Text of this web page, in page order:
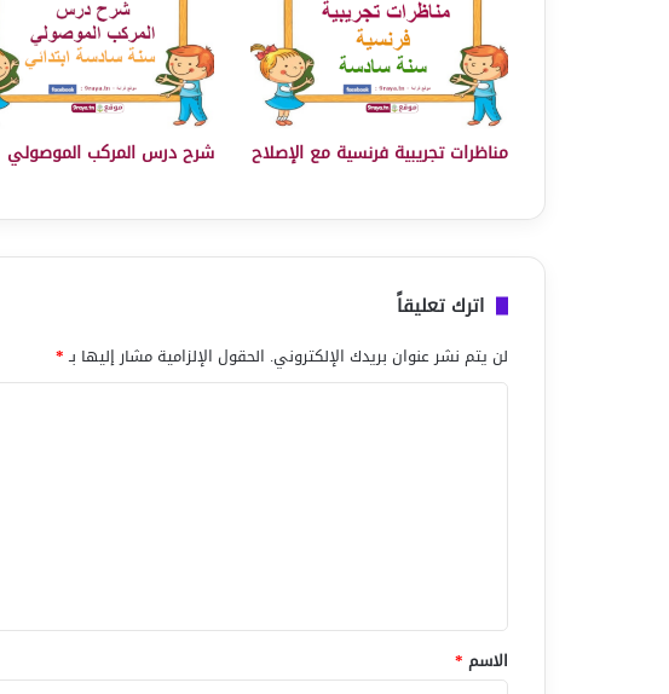
مناظرات تجريبية فرنسية مع الإصلاح شرح درس المركب الموصولي
اترك تعليقاً
لن يتم نشر عنوان بريدك الإلكتروني. الحقول الإلزامية مشار إليها بـ*
*
الاسم *